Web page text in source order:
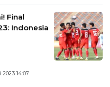
Final
Indonesia
2023 14:07